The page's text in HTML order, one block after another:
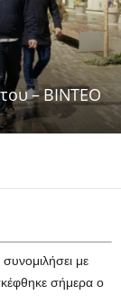
– ΒΙΝΤΕΟ
με
σήμερα ο